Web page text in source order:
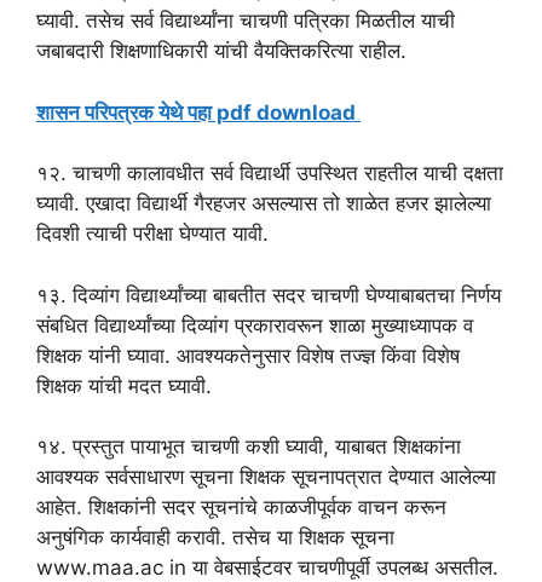
घ्यावी. तसेच सर्व विद्यार्थ्यांना चाचणी पत्रिका मिळतील याची
जबाबदारी शिक्षणाधिकारी यांची वैयक्तिकरित्या राहील.
शासन परिपत्रक येथे पहा pdf download
१२. चाचणी कालावधीत सर्व विद्यार्थी उपस्थित राहतील याची दक्षता
घ्यावी. एखादा विद्यार्थी गैरहजर असल्यास तो शाळेत हजर झालेल्या
दिवशी त्याची परीक्षा घेण्यात यावी.
१३. दिव्यांग विद्यार्थ्यांच्या बाबतीत सदर चाचणी घेण्याबाबतचा निर्णय
संबधित विद्यार्थ्यांच्या दिव्यांग प्रकारावरून शाळा मुख्याध्यापक व
शिक्षक यांनी घ्यावा. आवश्यकतेनुसार विशेष तज्ज्ञ किंवा विशेष
शिक्षक यांची मदत घ्यावी.
१४. प्रस्तुत पायाभूत चाचणी कशी घ्यावी, याबाबत शिक्षकांना
आवश्यक सर्वसाधारण सूचना शिक्षक सूचनापत्रात देण्यात आलेल्या
आहेत. शिक्षकांनी सदर सूचनांचे काळजीपूर्वक वाचन करून
अनुषंगिक कार्यवाही करावी. तसेच या शिक्षक सूचना
www.maa.ac in या वेबसाईटवर चाचणीपूर्वी उपलब्ध असतील.